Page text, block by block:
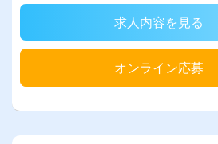
求人内容を見る
オンライン応募